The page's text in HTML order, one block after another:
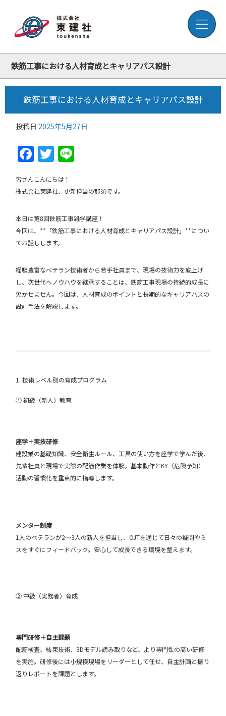
鉄筋工事における人材育成とキャリアパス設計
鉄筋工事における人材育成とキャリアパス設計
投稿日 2025年5月27日
Facebook
Twitter
皆さんこんにちは！
株式会社東建社、更新担当の那須です。
本日は第8回鉄筋工事雑学講座！
今回は、**「鉄筋工事における人材育成とキャリアパス設計」**につい
てお話しします。
経験豊富なベテラン技術者から若手社員まで、現場の技術力を底上げ
し、次世代へノウハウを継承することは、鉄筋工事現場の持続的成長に
欠かせません。今回は、人材育成のポイントと長期的なキャリアパスの
設計手法を解説します。
1. 技術レベル別の育成プログラム
① 初級（新人）教育
座学＋実技研修
建設業の基礎知識、安全衛生ルール、工具の使い方を座学で学んだ後、
先輩社員と現場で実際の配筋作業を体験。基本動作とKY（危険予知）
活動の習慣化を重点的に指導します。
メンター制度
1人のベテランが2～3人の新人を担当し、OJTを通じて日々の疑問やミ
スをすぐにフィードバック。安心して成長できる環境を整えます。
② 中級（実務者）育成
専門研修＋自主課題
配筋検査、結束技術、3Dモデル読み取りなど、より専門性の高い研修
を実施。研修後には小規模現場をリーダーとして任せ、自主計画と振り
返りレポートを課題とします。